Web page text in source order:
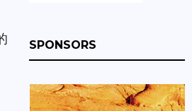
SPONSORS